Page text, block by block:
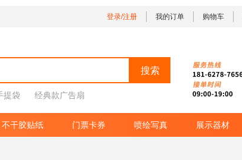
登录/注册 我的订单 购物车
提袋 经典款广告扇
不干胶贴纸 门票卡券 喷绘写真 展示器材